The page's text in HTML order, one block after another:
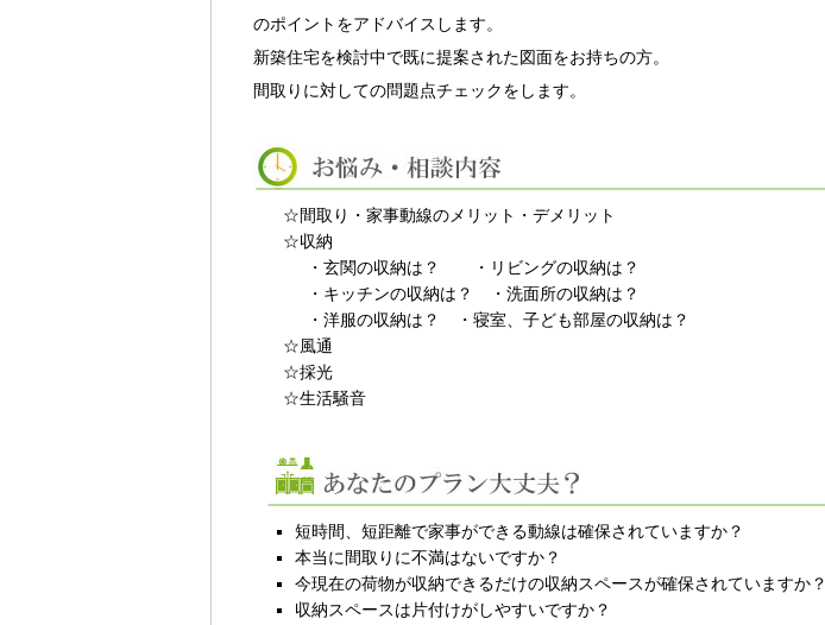
のポイントをアドバイスします。
新築住宅を検討中で既に提案された図面をお持ちの方。
間取りに対しての問題点チェックをします。
☆間取り・家事動線のメリット・デメリット
☆収納
・玄関の収納は？ ・リビングの収納は？
・キッチンの収納は？ ・洗面所の収納は？
・洋服の収納は？ ・寝室、子ども部屋の収納は？
☆風通
☆採光
☆生活騒音
短時間、短距離で家事ができる動線は確保されていますか？
本当に間取りに不満はないですか？
今現在の荷物が収納できるだけの収納スペースが確保されていますか？
収納スペースは片付けがしやすいですか？